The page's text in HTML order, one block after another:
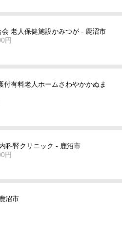
会 老人保健施設かみつが - 鹿沼市
円
有料老人ホームさわやかかぬま
科腎クリニック - 鹿沼市
円
沼市